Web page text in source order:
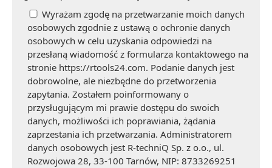
Wyrażam zgodę na przetwarzanie moich danych
osobowych zgodnie z ustawą o ochronie danych
osobowych w celu uzyskania odpowiedzi na
przesłaną wiadomość z formularza kontaktowego na
stronie https://rtools24.com. Podanie danych jest
dobrowolne, ale niezbędne do przetworzenia
zapytania. Zostałem poinformowany o
przysługującym mi prawie dostępu do swoich
danych, możliwości ich poprawiania, żądania
zaprzestania ich przetwarzania. Administratorem
danych osobowych jest R-techniQ Sp. z o.o., ul.
Rozwojowa 28, 33-100 Tarnów, NIP: 8733269251